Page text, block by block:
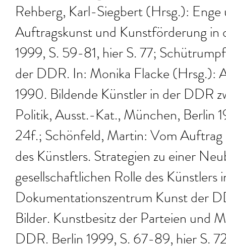
Rehberg, Karl-Siegbert (Hrsg.): Enge
Auftragskunst und Kunstförderung in
1999, S. 59-81, hier S. 77;
der DDR. In: Monika Flacke (Hrsg.):
1990. Bildende Künstler in der DDR
Politik, Ausst.-Kat., München, Berlin
24f.; Schönfeld, Martin: Vom Auftrag
des Künstlers. Strategien zu einer
gesellschaftlichen Rolle des Künstlers
Dokumentationszentrum Kunst der
Bilder. Kunstbesitz der Parteien und
DDR. Berlin 1999, S. 67-89, hier S.